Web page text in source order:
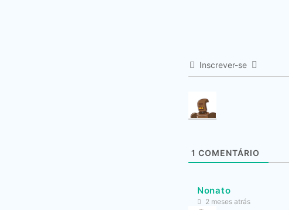
Inscrever-se
1 COMENTÁRIO
Nonato
2 meses atrás